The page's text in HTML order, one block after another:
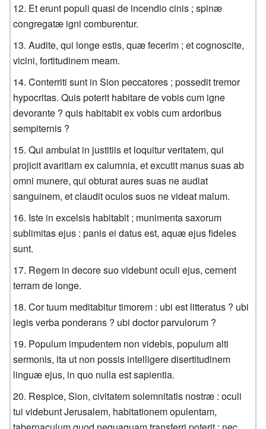
Et erunt populi quasi de incendio cinis ; spinæ
congregatæ igni comburentur.
Audite, qui longe estis, quæ fecerim ; et cognoscite,
vicini, fortitudinem meam.
Conterriti sunt in Sion peccatores ; possedit tremor
hypocritas. Quis poterit habitare de vobis cum igne
devorante ? quis habitabit ex vobis cum ardoribus
sempiternis ?
Qui ambulat in justitiis et loquitur veritatem, qui
projicit avaritiam ex calumnia, et excutit manus suas ab
omni munere, qui obturat aures suas ne audiat
sanguinem, et claudit oculos suos ne videat malum.
Iste in excelsis habitabit ; munimenta saxorum
sublimitas ejus : panis ei datus est, aquæ ejus fideles
sunt.
Regem in decore suo videbunt oculi ejus, cernent
terram de longe.
Cor tuum meditabitur timorem : ubi est litteratus ? ubi
legis verba ponderans ? ubi doctor parvulorum ?
Populum impudentem non videbis, populum alti
sermonis, ita ut non possis intelligere disertitudinem
linguæ ejus, in quo nulla est sapientia.
Respice, Sion, civitatem solemnitatis nostræ : oculi
tui videbunt Jerusalem, habitationem opulentam,